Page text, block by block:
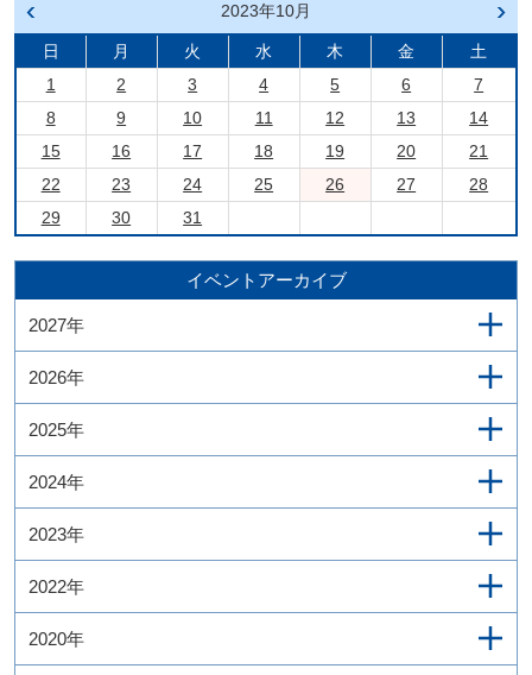
前の
戻る
2023年10月
次の
進む
日 月 火 水 木 金
土
1
2 3 4 5 6
7
8
9 10 11 12 13
14
15
16 17 18 19 20
21
22
23 24 25 26 27
28
29
30 31
イベントアーカイブ
2027年
2026年
2025年
2024年
2023年
2022年
2020年